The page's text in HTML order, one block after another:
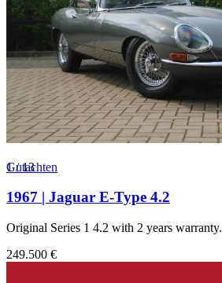
1/13
Gutachten
1967 | Jaguar E-Type 4.2
Original Series 1 4.2 with 2 years warranty.
249.500 €